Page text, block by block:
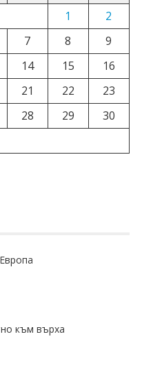
1
2
7 8
9
14 15
16
21 22
23
28 29
30
към върха